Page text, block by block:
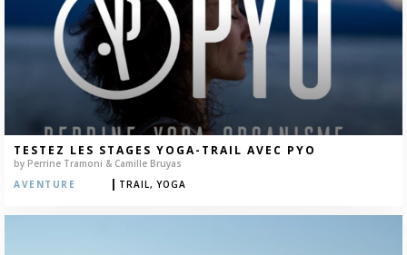
TESTEZ LES STAGES YOGA-TRAIL AVEC PYO
by Perrine Tramoni & Camille Bruyas
AVENTURE
TRAIL, YOGA